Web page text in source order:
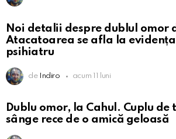
Noi detalii despre dublul omor
Atacatoarea se afla la
psihiatru
de Indiro acum 11 luni
Dublu omor, la Cahul. Cuplu de
sânge rece de o amică geloasă